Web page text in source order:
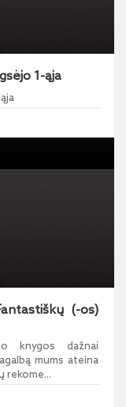
1-ąja
(-os)
knygos dažnai
mums ateina
rekome...